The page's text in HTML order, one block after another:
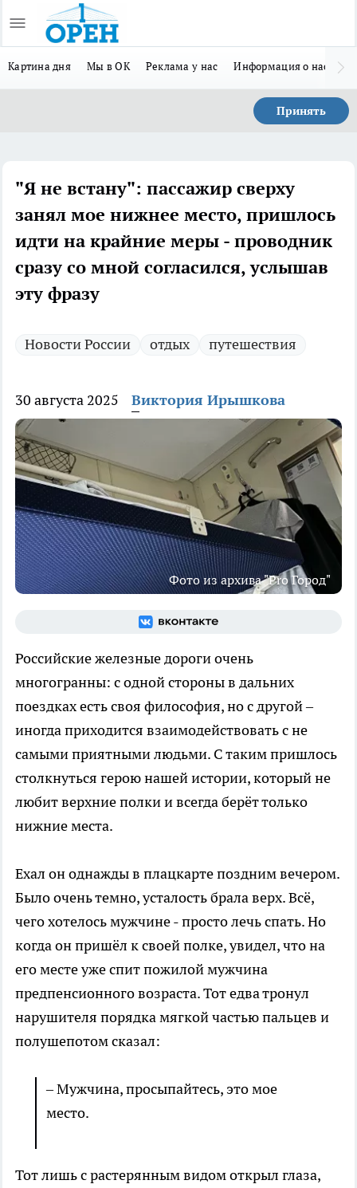
Картина дня Мы в ОК Реклама у нас Информация о нас
Принять
"Я не встану": пассажир сверху
занял мое нижнее место, пришлось
идти на крайние меры - проводник
сразу со мной согласился, услышав
эту фразу
Новости России отдых путешествия
30 августа 2025 Виктория Ирышкова
Фото из архива "Pro Город"
Российские железные дороги очень
многогранны: с одной стороны в дальних
поездках есть своя философия, но с другой –
иногда приходится взаимодействовать с не
самыми приятными людьми. С таким пришлось
столкнуться герою нашей истории, который не
любит верхние полки и всегда берёт только
нижние места.
Ехал он однажды в плацкарте поздним вечером.
Было очень темно, усталость брала верх. Всё,
чего хотелось мужчине - просто лечь спать. Но
когда он пришёл к своей полке, увидел, что на
его месте уже спит пожилой мужчина
предпенсионного возраста. Тот едва тронул
нарушителя порядка мягкой частью пальцев и
полушепотом сказал:
– Мужчина, просыпайтесь, это мое
место.
Тот лишь с растерянным видом открыл глаза,